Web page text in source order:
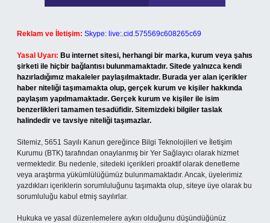
Reklam ve İletişim: Skype: live:.cid.575569c608265c69
Yasal Uyarı: Bu internet sitesi, herhangi bir marka, kurum veya şahıs
şirketi ile hiçbir bağlantısı bulunmamaktadır. Sitede yalnızca kendi
hazırladığımız makaleler paylaşılmaktadır. Burada yer alan içerikler
haber niteliği taşımamakta olup, gerçek kurum ve kişiler hakkında
paylaşım yapılmamaktadır. Gerçek kurum ve kişiler ile isim
benzerlikleri tamamen tesadüfidir. Sitemizdeki bilgiler taslak
halindedir ve tavsiye niteliği taşımazlar.
Sitemiz, 5651 Sayılı Kanun gereğince Bilgi Teknolojileri ve İletişim
Kurumu (BTK) tarafından onaylanmış bir Yer Sağlayıcı olarak hizmet
vermektedir. Bu nedenle, sitedeki içerikleri proaktif olarak denetleme
veya araştırma yükümlülüğümüz bulunmamaktadır. Ancak, üyelerimiz
yazdıkları içeriklerin sorumluluğunu taşımakta olup, siteye üye olarak bu
sorumluluğu kabul etmiş sayılırlar.
Hukuka ve yasal düzenlemelere aykırı olduğunu düşündüğünüz